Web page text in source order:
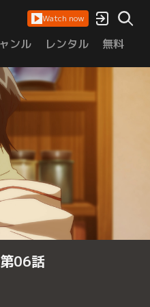
Watch now
ンル レンタル 無料
06話